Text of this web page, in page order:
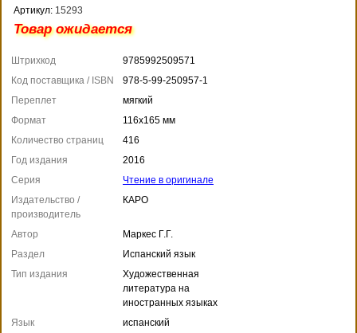
Артикул: 15293
Товар ожидается
Штрихкод
9785992509571
Код поставщика / ISBN
978-5-99-250957-1
Переплет
мягкий
Формат
116x165 мм
Количество страниц
416
Год издания
2016
Серия
Чтение в оригинале
Издательство /
производитель
КАРО
Автор
Маркес Г.Г.
Раздел
Испанский язык
Тип издания
Художественная
литература на
иностранных языках
Язык
испанский